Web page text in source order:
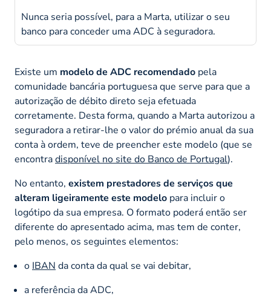
Nunca seria possível, para a Marta, utilizar o seu
banco para conceder uma ADC à seguradora.
Existe um modelo de ADC recomendado pela
comunidade bancária portuguesa que serve para que a
autorização de débito direto seja efetuada
corretamente. Desta forma, quando a Marta autorizou a
seguradora a retirar-lhe o valor do prémio anual da sua
conta à ordem, teve de preencher este modelo (que se
encontradisponível no site do Banco de Portugal).
No entanto, existem prestadores de serviços que
alteram ligeiramente este modelo para incluir o
logótipo da sua empresa. O formato poderá então ser
diferente do apresentado acima, mas tem de conter,
pelo menos, os seguintes elementos:
o IBAN da conta da qual se vai debitar,
a referência da ADC,